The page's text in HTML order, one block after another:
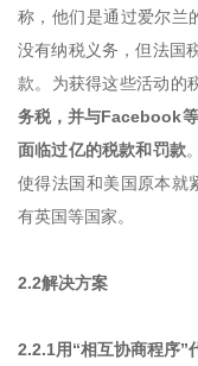
称，他们是通过爱尔兰
没有纳税义务，但法国
款。为获得这些活动的
务税，并与Facebook
面临过亿的税款和罚款
使得法国和美国原本就
有英国等国家。
2.2解决方案
2.2.1用“相互协商程序”